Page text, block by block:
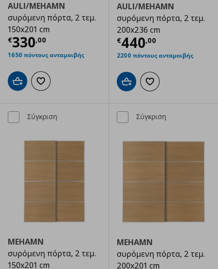
AULI/MEHAMN
συρόμενη πόρτα, 2 τεμ.
150x201 cm
€330,00
Τρέχουσα τιμή € 330,00
1650 πόντους ανταμοιβής
Προσθήκη στο καλάθι
Προσθήκη στα αγαπημένα
AULI/MEHAMN
συρόμενη πόρτα, 2 τεμ.
200x236 cm
€440,00
Τρέχουσα
2200 πόντους ανταμοιβής
Προσθήκη στο καλάθι
Προσθήκη στα
Σύγκριση
MEHAMN
συρόμενη πόρτα, 2 τεμ.
150x201 cm
Σύγκριση
MEHAMN
συρόμενη πόρτα, 2 τεμ.
200x201 cm